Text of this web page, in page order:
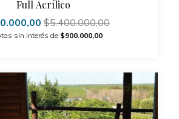
Full Acrílico
$5.400.000,00
sin interés de $900.000,00